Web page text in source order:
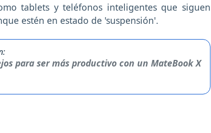
tablets y teléfonos inteligentes que siguen
estén en estado de 'suspensión'.
para ser más productivo con un MateBook X